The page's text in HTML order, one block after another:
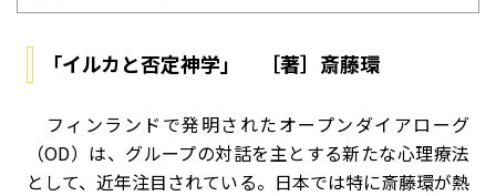
「イルカと否定神学」 ［著］斎藤環
フィンランドで発明されたオープンダイアローグ
（OD）は、グループの対話を主とする新たな心理療法
として、近年注目されている。日本では特に斎藤環が熱